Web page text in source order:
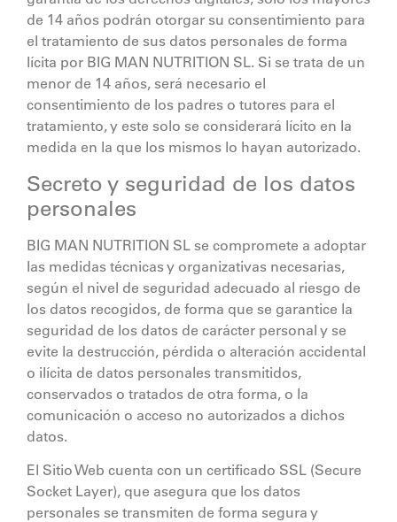
de 14 años podrán otorgar su consentimiento para
el tratamiento de sus datos personales de forma
lícita por BIG MAN NUTRITION SL. Si se trata de un
menor de 14 años, será necesario el
consentimiento de los padres o tutores para el
tratamiento, y este solo se considerará lícito en la
medida en la que los mismos lo hayan autorizado.
Secreto y seguridad de los datos
personales
BIG MAN NUTRITION SL se compromete a adoptar
las medidas técnicas y organizativas necesarias,
según el nivel de seguridad adecuado al riesgo de
los datos recogidos, de forma que se garantice la
seguridad de los datos de carácter personal y se
evite la destrucción, pérdida o alteración accidental
o ilícita de datos personales transmitidos,
conservados o tratados de otra forma, o la
comunicación o acceso no autorizados a dichos
datos.
El Sitio Web cuenta con un certificado SSL (Secure
Socket Layer), que asegura que los datos
personales se transmiten de forma segura y